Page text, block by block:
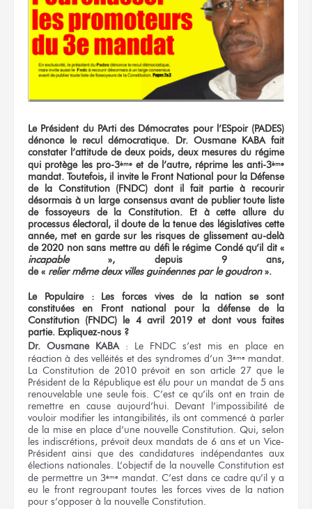
Le Président du PArti des Démocrates pour l’ESpoir (PADES)
dénonce le recul démocratique. Dr. Ousmane KABA fait
constater l’attitude de deuxpoids, deux mesures du régime
qui protège les pro-3ème et de l’autre, réprime les anti-3ème
mandat. Toutefois, il invite le Front National pour la Défense
de la Constitution (FNDC) dont il fait partie à recourir
désormais à un large consensus avant de publier toute liste
de fossoyeurs de la Constitution. Et à cette allure du
processus électoral, il doute de la tenue des législatives cette
année, met en garde sur les risques de glissement au-delà
de 2020 non sans mettre au défi le régime Condé qu’il dit «
incapable», depuis 9 ans,
de « relier même deux villes guinéennes par le goudron».
Le Populaire : Les forces vives de la nation se sont
constituées en Front national pour la défense de la
Constitution (FNDC) le 4 avril 2019 et dont vous faites
partie. Expliquez-nous ?
Dr. Ousmane KABA: Le FNDC s’est mis en place en
réaction à des velléités et des syndromes d’un 3èmemandat.
La Constitution de 2010 prévoit en son article 27 que le
Président de la République est élu pour un mandat de 5 ans
renouvelable une seule fois. C’est ce qu’ils ont en train de
remettre en cause aujourd’hui. Devant l’impossibilité de
vouloir modifier les intangibilités, ils ont commencé à parler
de la mise en place d’une nouvelle Constitution. Qui, selon
les indiscrétions, prévoit deux mandats de 6 ans et un Vice-
Président ainsi que des candidatures indépendantes aux
élections nationales. L’objectif de la nouvelle Constitution est
de permettre un 3ème mandat. C’est dans ce cadre qu’il y a
eu le front regroupant toutes les forces vives de la nation
pour s’opposer à la nouvelle Constitution.